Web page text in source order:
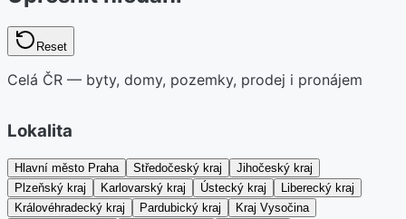
Reset
Celá ČR — byty, domy, pozemky, prodej i pronájem
Lokalita
Hlavní město Praha Středočeský kraj
Jihočeský kraj
Plzeňský kraj
Karlovarský kraj Ústecký kraj
Liberecký kraj
Královéhradecký kraj
Pardubický kraj
Kraj Vysočina